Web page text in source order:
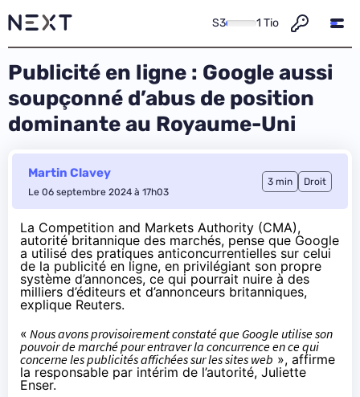
S3 1 Tio
Publicité en ligne : Google aussi
soupçonné d’abus de position
dominante au Royaume-Uni
Martin Clavey
Le 06 septembre 2024 à 17h03
3 min Droit
La Competition and Markets Authority (CMA),
autorité britannique des marchés, pense que Google
a utilisé des pratiques anticoncurrentielles sur celui
de la publicité en ligne, en privilégiant son propre
système d’annonces, ce qui pourrait nuire à des
milliers d’éditeurs et d’annonceurs britanniques,
explique Reuters.
« Nous avons provisoirement constaté que Google utilise son
pouvoir de marché pour entraver la concurrence en ce qui
concerne les publicités affichées sur les sites web », affirme
la responsable par intérim de l’autorité, Juliette
Enser.